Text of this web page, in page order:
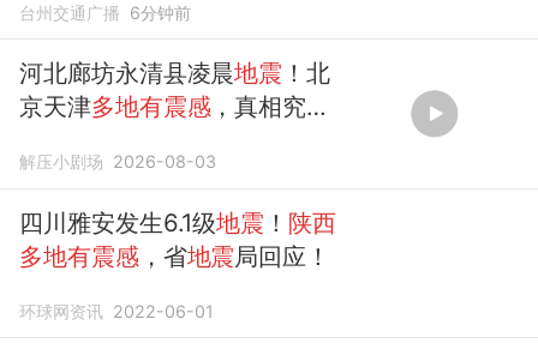
被摇醒，有人称这次
时间长，并收到预警
台州交通广播 6分钟前
河北廊坊永清县凌晨地震 ！北
京天津多地有震感 ，真相究竟
解压小剧场 2026-08-03
四川雅安发生6.1级地震 ！ 陕西
多地有震感 ，省地震局回应！
环球网资讯 2022-06-01